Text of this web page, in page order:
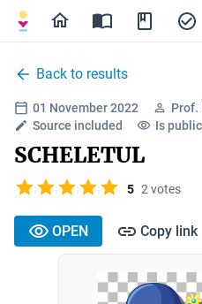
Back to results
01 November 2022
Prof.
Source included
Is public
SCHELETUL
5 2 votes
OPEN Copy link